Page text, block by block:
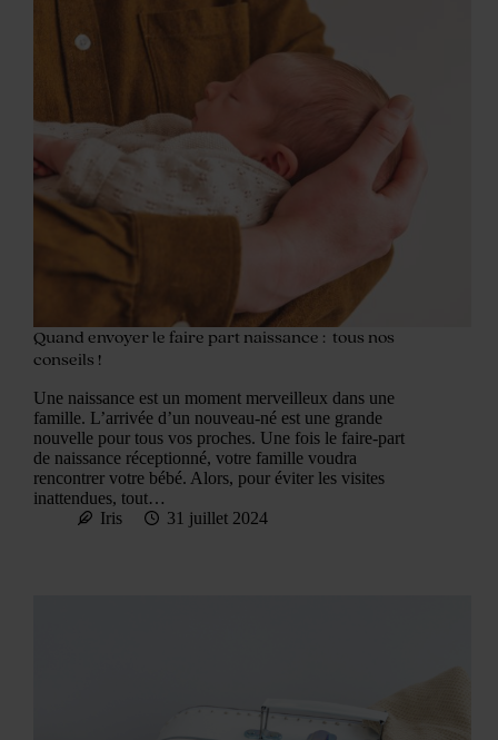
Quand envoyer le faire part naissance : tous nos
conseils !
Une naissance est un moment merveilleux dans une
famille. L’arrivée d’un nouveau-né est une grande
nouvelle pour tous vos proches. Une fois le faire-part
de naissance réceptionné, votre famille voudra
rencontrer votre bébé. Alors, pour éviter les visites
inattendues, tout…
Iris
31 juillet 2024